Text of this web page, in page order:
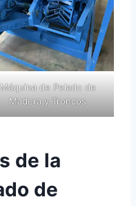
Máquina de Pelado de
Madera y Troncos
de la
de